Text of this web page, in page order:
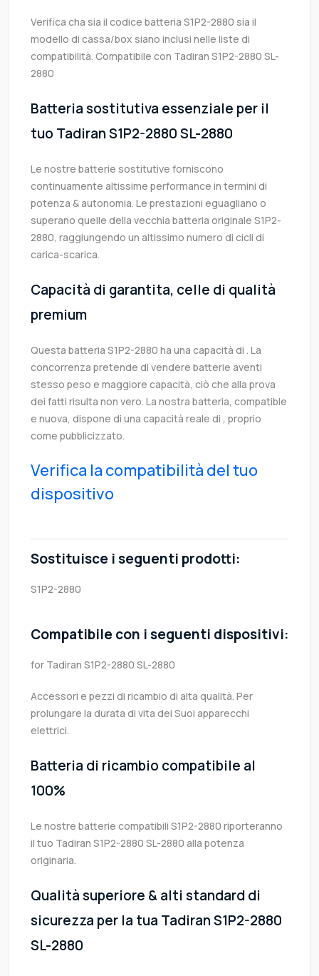
Verifica cha sia il codice batteria S1P2-2880 sia il
modello di cassa/box siano inclusi nelle liste di
compatibilità. Compatibile con Tadiran S1P2-2880 SL-
2880
Batteria sostitutiva essenziale per il
tuo Tadiran S1P2-2880 SL-2880
Le nostre batterie sostitutive forniscono
continuamente altissime performance in termini di
potenza & autonomia. Le prestazioni eguagliano o
superano quelle della vecchia batteria originale S1P2-
2880, raggiungendo un altissimo numero di cicli di
carica-scarica.
Capacità di garantita, celle di qualità
premium
Questa batteria S1P2-2880 ha una capacità di . La
concorrenza pretende di vendere batterie aventi
stesso peso e maggiore capacità, ciò che alla prova
dei fatti risulta non vero. La nostra batteria, compatible
e nuova, dispone di una capacità reale di , proprio
come pubblicizzato.
Verifica la compatibilità del tuo
dispositivo
Sostituisce i seguenti prodotti:
S1P2-2880
Compatibile con i seguenti dispositivi:
for Tadiran S1P2-2880 SL-2880
Accessori e pezzi di ricambio di alta qualità. Per
prolungare la durata di vita dei Suoi apparecchi
elettrici.
Batteria di ricambio compatibile al
100%
Le nostre batterie compatibili S1P2-2880 riporteranno
il tuo Tadiran S1P2-2880 SL-2880 alla potenza
originaria.
Qualità superiore & alti standard di
sicurezza per la tua Tadiran S1P2-2880
SL-2880